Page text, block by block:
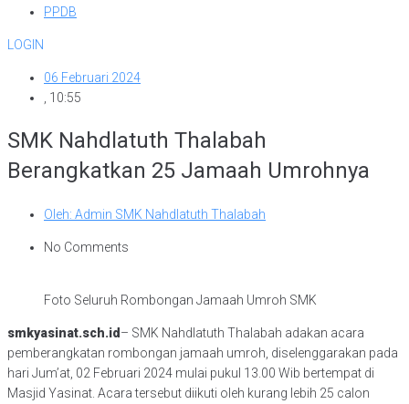
PPDB
LOGIN
06 Februari 2024
10:55
SMK Nahdlatuth Thalabah
Berangkatkan 25 Jamaah Umrohnya
Oleh: Admin SMK Nahdlatuth Thalabah
No Comments
Foto Seluruh Rombongan Jamaah Umroh SMK
smkyasinat.sch.id – SMK Nahdlatuth Thalabah adakan acara
pemberangkatan rombongan jamaah umroh, diselenggarakan pada
hari Jum’at, 02 Februari 2024 mulai pukul 13.00 Wib bertempat di
Masjid Yasinat. Acara tersebut diikuti oleh kurang lebih 25 calon